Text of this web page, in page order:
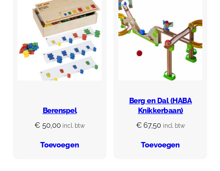
Berenspel
€ 50,00 incl. btw
Toevoegen
Berg en Dal (HABA
Knikkerbaan)
€ 67,50 incl. btw
Toevoegen